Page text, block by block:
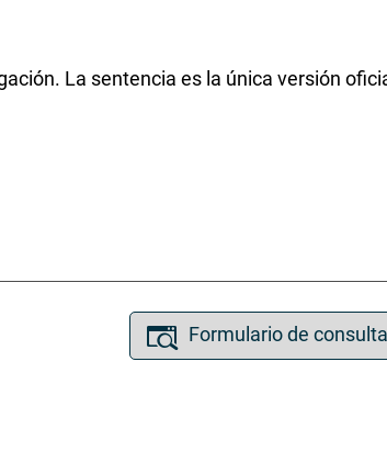
La sentencia es la única versión
Formulario de consulta